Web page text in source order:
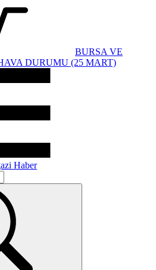
BURSA VE
DURUMU (25 MART)